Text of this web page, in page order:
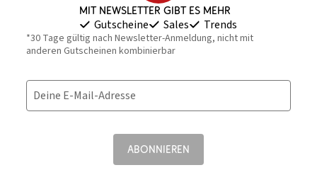
Mit Newsletter gibt es mehr
Gutscheine Sales Trends
*30 Tage gültig nach Newsletter-Anmeldung, nicht mit
anderen Gutscheinen kombinierbar
Deine E-Mail-Adresse
ABONNIEREN